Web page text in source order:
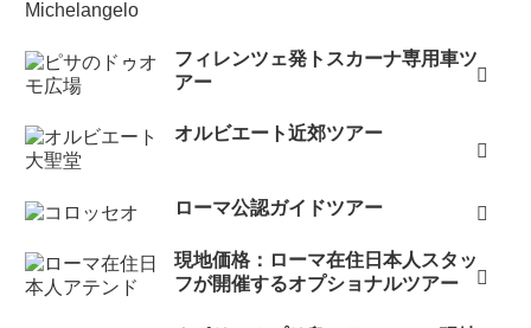
フィレンツェ発トスカーナ専用車ツ
アー
オルビエート近郊ツアー
ローマ公認ガイドツアー
現地価格：ローマ在住日本人スタッ
フが開催するオプショナルツアー